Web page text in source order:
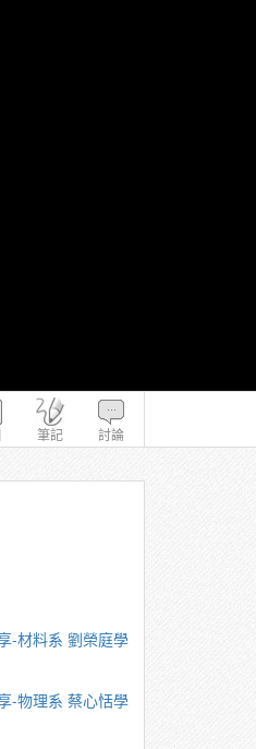
筆記 討論
-材料系 劉榮庭學
-物理系 蔡心恬學